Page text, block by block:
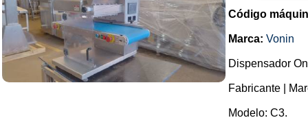
Código
Marca: Vonin
Dispensador
Fabricante |
Modelo: C3.